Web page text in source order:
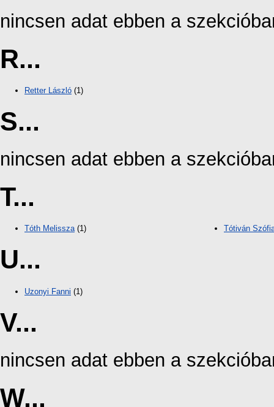
nincsen adat ebben a
R...
Retter László (1)
S...
nincsen adat ebben a
T...
Tóth Melissza(1) Tótiván
U...
Uzonyi Fanni (1)
V...
nincsen adat ebben a
W...